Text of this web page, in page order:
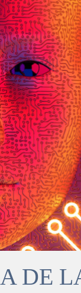
DE